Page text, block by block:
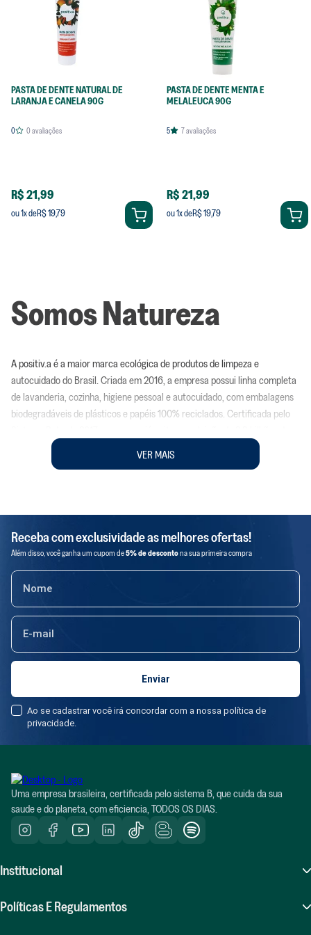
PASTA DE DENTE NATURAL DE
LARANJA E CANELA 90G
0 0avaliações
R$ 21,99
ou1x deR$ 19,79
PASTA DE DENTE MENTA E
MELALEUCA 90G
5 7avaliações
R$ 21,99
ou1x deR$ 19,79
Somos Natureza
A positiv.a é a maior marca ecológica de produtos de limpeza e
autocuidado do Brasil. Criada em 2016, a empresa possui linha completa
de lavanderia, cozinha, higiene pessoal e autocuidado, com embalagens
biodegradáveis de plásticos e papéis 100% reciclados. Certificada pelo
litros de água; adotou embalagens que têm em sua composição amidos e
copoliésteres biodegradáveis como PBAT, PLA, entre outros; para
evitar 128,3 toneladas de descarte em aterros e meio ambiente e
reutilizar mais de 1,6 toneladas de rede de pesca. Comprando de
produtores locais, a produção da Positiv.a também gerou mais de
comprometida em tornar os produtos sustentáveis mais acessíveis,
motivo pelo qual, em 2021, verticalizou a produção e tornou 62% do
portfólio com preços equivalentes aos convencionais, preservando a
circularidade nas embalagens e promovendo fórmulas ecológicas. Todo
esse impacto rendeu à positiv.a o reconhecimento como uma das 10
startups mais conscientes pelo Movimento Capitalismo Consciente
Brasil. Recentemente, a marca realizou a maior rodada de equity
crowdfunding do país, no valor de R$ 8,3 milhões trazendo 188
consumidores como sócios.
VER MAIS
Receba com exclusividade as melhores ofertas!
Além disso, você ganha um cupom de5% de descontona sua primeira compra
Ao se cadastrar você irá concordar com a nossa política de
privacidade.
Uma empresa brasileira, certificada pelo sistema B, que cuida da sua
saude e do planeta, com eficiencia, TODOS OS DIAS.
Institucional
Sobre Nós
Políticas E Regulamentos